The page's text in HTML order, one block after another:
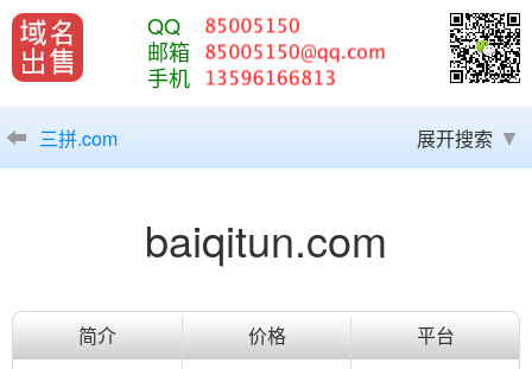
QQ
邮箱
手机
三拼.com 展开搜索
baiqitun.com
简介 价格
平台